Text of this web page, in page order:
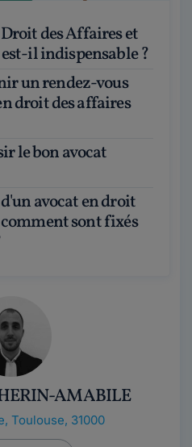
il indispensable ?
droit des affaires
sont fixés
AMABILE
, Toulouse, 31000